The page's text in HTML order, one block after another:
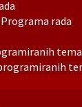
rada
tema